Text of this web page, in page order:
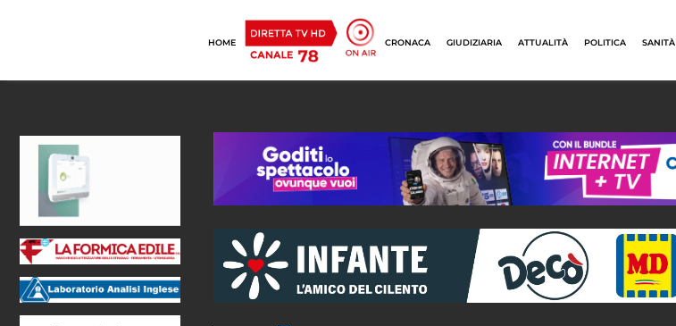
HOME CRONACA GIUDIZIARIA ATTUALITÀ POLITICA SANITÀ